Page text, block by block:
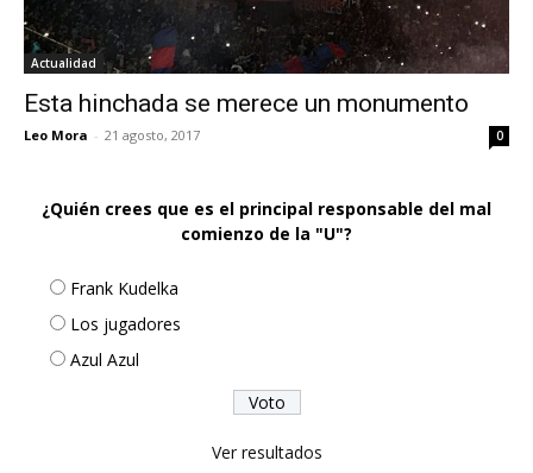
Actualidad
Esta hinchada se merece un monumento
Leo Mora - 21 agosto, 2017 0
¿Quién crees que es el principal responsable del mal
comienzo de la "U"?
Frank Kudelka
Los jugadores
Azul Azul
Ver resultados